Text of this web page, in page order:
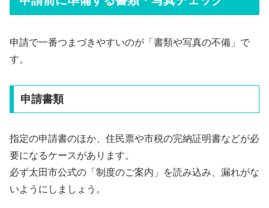
申請で一番つまづきやすいのが「書類や写真の不備」で
す。
申請書類
指定の申請書のほか、住民票や市税の完納証明書などが必
要になるケースがあります。
必ず太田市公式の「制度のご案内」を読み込み、漏れがな
いようにしましょう。